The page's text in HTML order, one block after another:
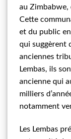
au Zimbabwe,
Cette
et du public
qui suggèrent
anciennes
Lembas, ils
ancienne qui
milliers
notamment
Les Lembas